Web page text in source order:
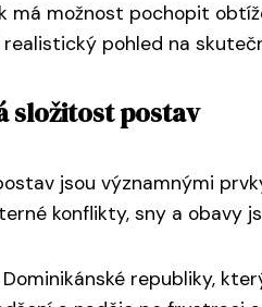
má možnost pochopit
realistický pohled na
složitost postav
jsou významnými
konflikty, sny a obavy
republiky,